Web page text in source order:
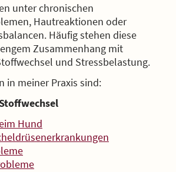
unter chronischen
Hautreaktionen oder
Häufig stehen diese
Zusammenhang mit
und Stressbelastung.
in meiner Praxis sind:
Hund